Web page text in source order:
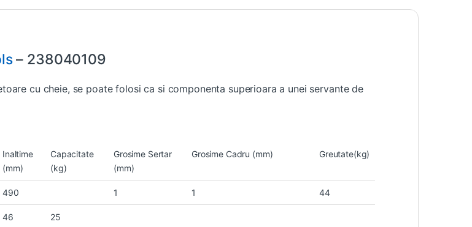
– 238040109
cu cheie, se poate folosi ca si componenta superioara a unei servante de
Inaltime
(mm)
Capacitate
(kg)
Grosime Sertar
(mm)
Grosime Cadru (mm) Greutate(kg)
490 1 1 44
46 25